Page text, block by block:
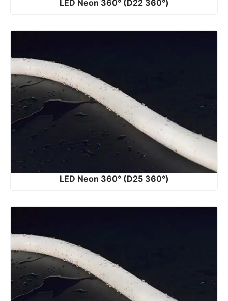
LED Neon 360° (D22 360°)
LED Neon 360° (D25 360°)